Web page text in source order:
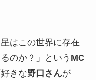
はこの世界に存在
のか？」という MC
きな野口さんが